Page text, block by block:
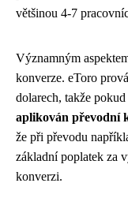
většinou 4-7
Významným
konverze. eToro
dolarech, takže
aplikován převodní
že při převodu
základní poplatek za
konverzi.